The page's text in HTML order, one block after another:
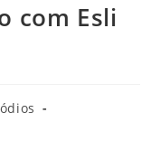
com Esli